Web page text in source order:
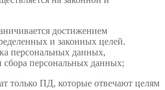
достижением
и законных целей.
персональных данных,
сбора персональных данных;
только ПД, которые отвечают целям